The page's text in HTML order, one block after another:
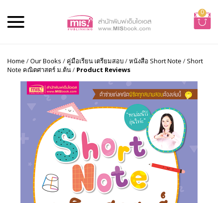
0
Home /Our Books / คู่มือเรียน เตรียมสอบ/หนังสือ Short Note / Short
Note คณิตศาสตร์ ม.ต้น/ Product Reviews